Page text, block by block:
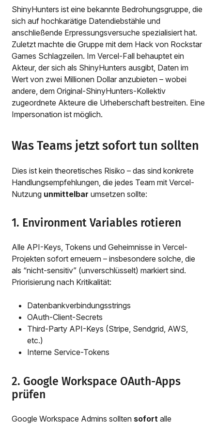
ShinyHunters ist eine bekannte Bedrohungsgruppe, die
sich auf hochkarätige Datendiebstähle und
anschließende Erpressungsversuche spezialisiert hat.
Zuletzt machte die Gruppe mit dem Hack von Rockstar
Games Schlagzeilen. Im Vercel-Fall behauptet ein
Akteur, der sich als ShinyHunters ausgibt, Daten im
Wert von zwei Millionen Dollar anzubieten – wobei
andere, dem Original-ShinyHunters-Kollektiv
zugeordnete Akteure die Urheberschaft bestreiten. Eine
Impersonation ist möglich.
Was Teams jetzt sofort tun sollten
Dies ist kein theoretisches Risiko – das sind konkrete
Handlungsempfehlungen, die jedes Team mit Vercel-
Nutzung unmittelbar umsetzen sollte:
1. Environment Variables rotieren
Alle API-Keys, Tokens und Geheimnisse in Vercel-
Projekten sofort erneuern – insbesondere solche, die
als “nicht-sensitiv” (unverschlüsselt) markiert sind.
Priorisierung nach Kritikalität:
Datenbankverbindungsstrings
OAuth-Client-Secrets
Third-Party API-Keys (Stripe, Sendgrid, AWS,
etc.)
Interne Service-Tokens
2. Google Workspace OAuth-Apps
prüfen
Google Workspace Admins sollten sofort alle